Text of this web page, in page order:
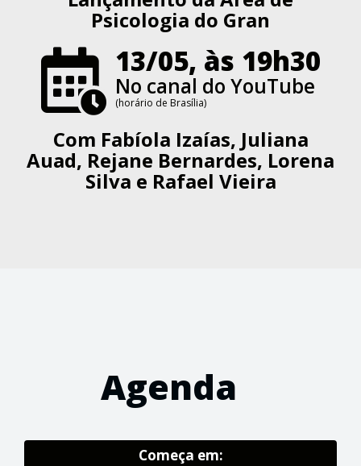
Psicologia do Gran
13/05, às 19h30
No canal do YouTube
(horário de Brasília)
Com Fabíola Izaías, Juliana
Auad, Rejane Bernardes, Lorena
Silva e Rafael Vieira
Agenda
Começa em: